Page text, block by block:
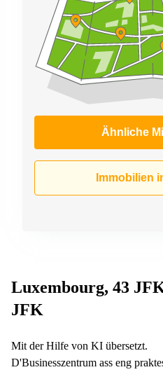
Ähnliche
Immobilien
Luxembourg, 43
JFK
Mit der Hilfe von KI übersetzt.
D'Businesszentrum ass eng